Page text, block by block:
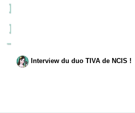
Interview du duo TIVA de NCIS !